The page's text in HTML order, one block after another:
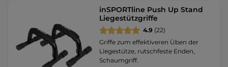
inSPORTline Push Up Stand
Liegestützgriffe
4.9 (22)
Griffe zum effektiveren Üben der
Liegestütze, rutschfeste Enden,
Schaumgriff.